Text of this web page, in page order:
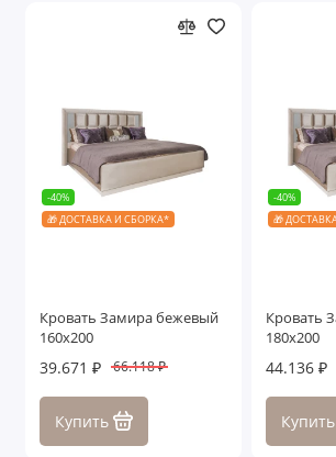
-40%
🎁 ДОСТАВКА И СБОРКА*
Кровать Замира бежевый
160x200
39.671 ₽ 66.118 ₽
Купить
-40%
🎁
Кровать
180x200
44.136 ₽
Купить